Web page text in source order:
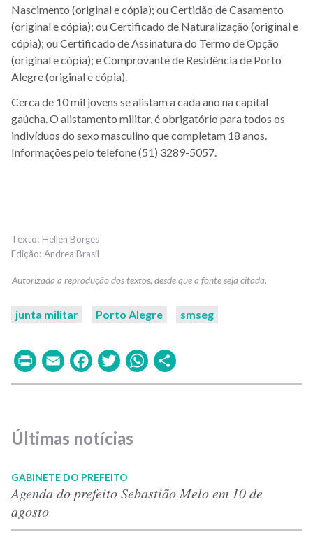
Nascimento (original e cópia); ou Certidão de Casamento
(original e cópia); ou Certificado de Naturalização (original e
cópia); ou Certificado de Assinatura do Termo de Opção
(original e cópia); e Comprovante de Residência de Porto
Alegre (original e cópia).
Cerca de 10 mil jovens se alistam a cada ano na capital
gaúcha. O alistamento militar, é obrigatório para todos os
indivíduos do sexo masculino que completam 18 anos.
Informações pelo telefone (51) 3289-5057.
Hellen Borges
Andrea Brasil
junta militar Porto Alegre smseg
PrintEmailFacebook
TwitterWhatsApp
Últimas notícias
GABINETE DO PREFEITO
Agenda do prefeito Sebastião Melo em 10 de
agosto